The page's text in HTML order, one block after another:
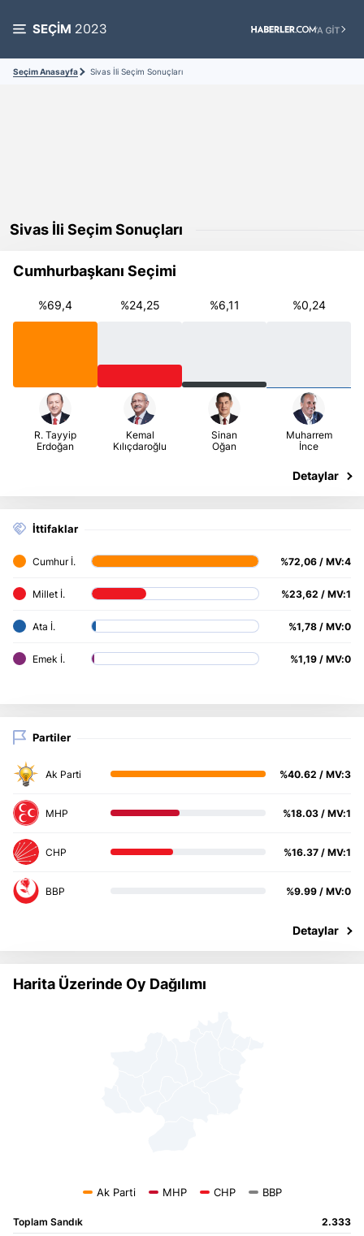
SEÇİM 2023
Seçim Anasayfa Sivas İli Seçim Sonuçları
Sivas İli Seçim Sonuçları
Cumhurbaşkanı Seçimi
%69,4 %24,25 %6,11 %0,24
İttifaklar
%72,06 / MV:4
%23,62 / MV:1
%1,78 / MV:0
%1,19 / MV:0
Partiler
%40.62 / MV:3
%18.03 / MV:1
%16.37 / MV:1
%9.99 / MV:0
Harita Üzerinde Oy Dağılımı
Toplam Sandık
2.333